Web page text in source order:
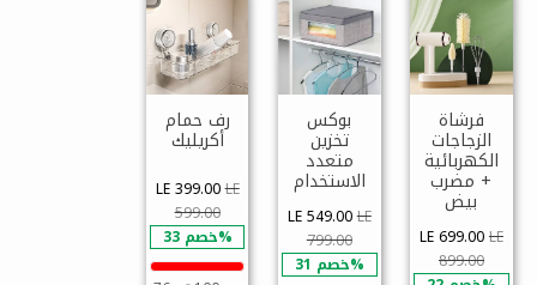
فرشاة
الزجاجات
الكهربائية
+ مضرب
بيض
LE 699.00LE
899.00
بوكس
تخزين
متعدد
الاستخدام
LE 549.00LE
799.00
خصم 31%
رف حمام
أكريليك
LE 399.00LE
599.00
خصم 33%